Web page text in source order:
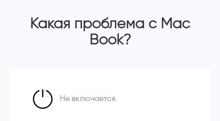
Какая проблема с Mac
Book?
Не включается